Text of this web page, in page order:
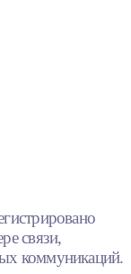
связи,
коммуникаций.